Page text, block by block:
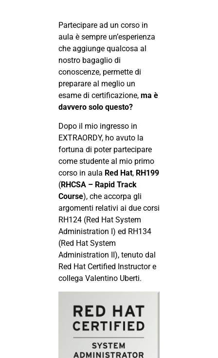
Partecipare ad un corso in
aula è sempre un’esperienza
che aggiunge qualcosa al
nostro bagaglio di
conoscenze, permette di
preparare al meglio un
esame di certificazione, ma è
davvero solo questo?
Dopo il mio ingresso in
EXTRAORDY, ho avuto la
fortuna di poter partecipare
come studente al mio primo
corso in aula Red Hat, RH199
(RHCSA – Rapid Track
Course), che accorpa gli
argomenti relativi ai due corsi
RH124 (Red Hat System
Administration I) ed RH134
(Red Hat System
Administration II), tenuto dal
Red Hat Certified Instructor e
collega Valentino Uberti.